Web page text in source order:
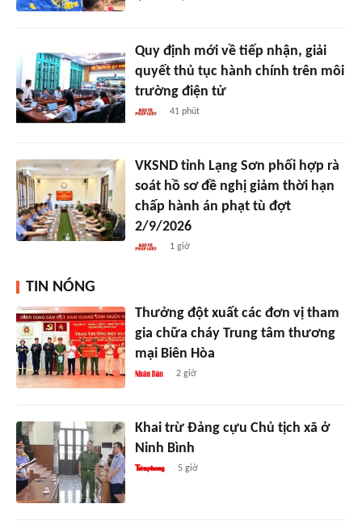
Quy định mới về tiếp nhận, giải
quyết thủ tục hành chính trên môi
trường điện tử
41 phút
VKSND tỉnh Lạng Sơn phối hợp rà
soát hồ sơ đề nghị giảm thời hạn
chấp hành án phạt tù đợt
2/9/2026
1 giờ
TIN NÓNG
Thưởng đột xuất các đơn vị tham
gia chữa cháy Trung tâm thương
mại Biên Hòa
2 giờ
Khai trừ Đảng cựu Chủ tịch xã ở
Ninh Bình
5 giờ